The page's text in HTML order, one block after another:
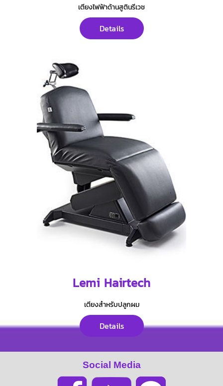
เตียงไฟฟ้าด้านสูตินรีเวช
Details
Lemi Hairtech
เตียงสำหรับปลูกผม
Details
Social Media